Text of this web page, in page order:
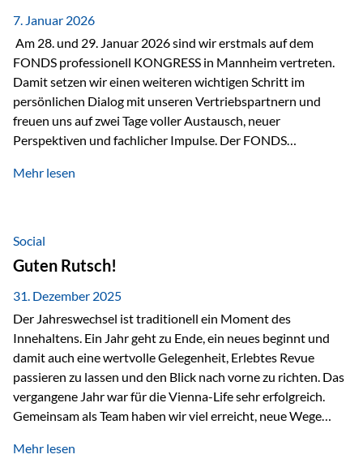
7. Januar 2026
Am 28. und 29. Januar 2026 sind wir erstmals auf dem
FONDS professionell KONGRESS in Mannheim vertreten.
Damit setzen wir einen weiteren wichtigen Schritt im
persönlichen Dialog mit unseren Vertriebspartnern und
freuen uns auf zwei Tage voller Austausch, neuer
Perspektiven und fachlicher Impulse. Der FONDS
Branchentreffen für Finanz- und Versicherungsprofis im
Vermögensstrukturierung und Nachfolgeplanung
gemeinsam zu diskutieren. Persönlich für Sie vor Ort An
beiden Kongresstagen stehen Ihnen Maximilian
Fichtenbauer, Dirk…
Mehr lesen
Social
Guten Rutsch!
31. Dezember 2025
Der Jahreswechsel ist traditionell ein Moment des
Innehaltens. Ein Jahr geht zu Ende, ein neues beginnt und
damit auch eine wertvolle Gelegenheit, Erlebtes Revue
passieren zu lassen und den Blick nach vorne zu richten. Das
vergangene Jahr war für die Vienna-Life sehr erfolgreich.
Gemeinsam als Team haben wir viel erreicht, neue Wege
Veranstaltungen wie der Schnifisschnauf, aber auch unsere
Mehr lesen